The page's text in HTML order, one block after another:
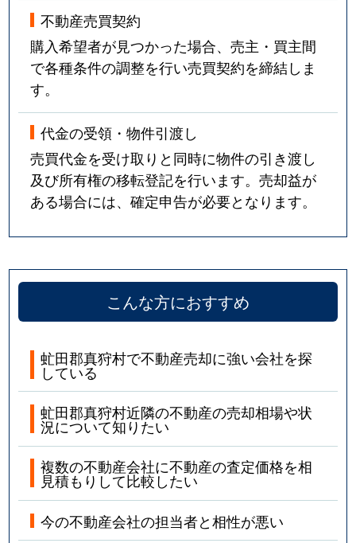
不動産売買契約
購入希望者が見つかった場合、売主・買主間
で各種条件の調整を行い売買契約を締結しま
す。
代金の受領・物件引渡し
売買代金を受け取りと同時に物件の引き渡し
及び所有権の移転登記を行います。売却益が
ある場合には、確定申告が必要となります。
こんな方におすすめ
虻田郡真狩村で不動産売却に強い会社を探
している
虻田郡真狩村近隣の不動産の売却相場や状
況について知りたい
複数の不動産会社に不動産の査定価格を相
見積もりして比較したい
今の不動産会社の担当者と相性が悪い